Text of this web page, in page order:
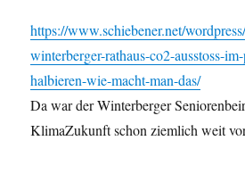
https://www.schiebener.net/
winterberger-rathaus-co2-ausstoss-
halbieren-wie-macht-man-das/
Da war der Winterberger
KlimaZukunft schon ziemlich weit